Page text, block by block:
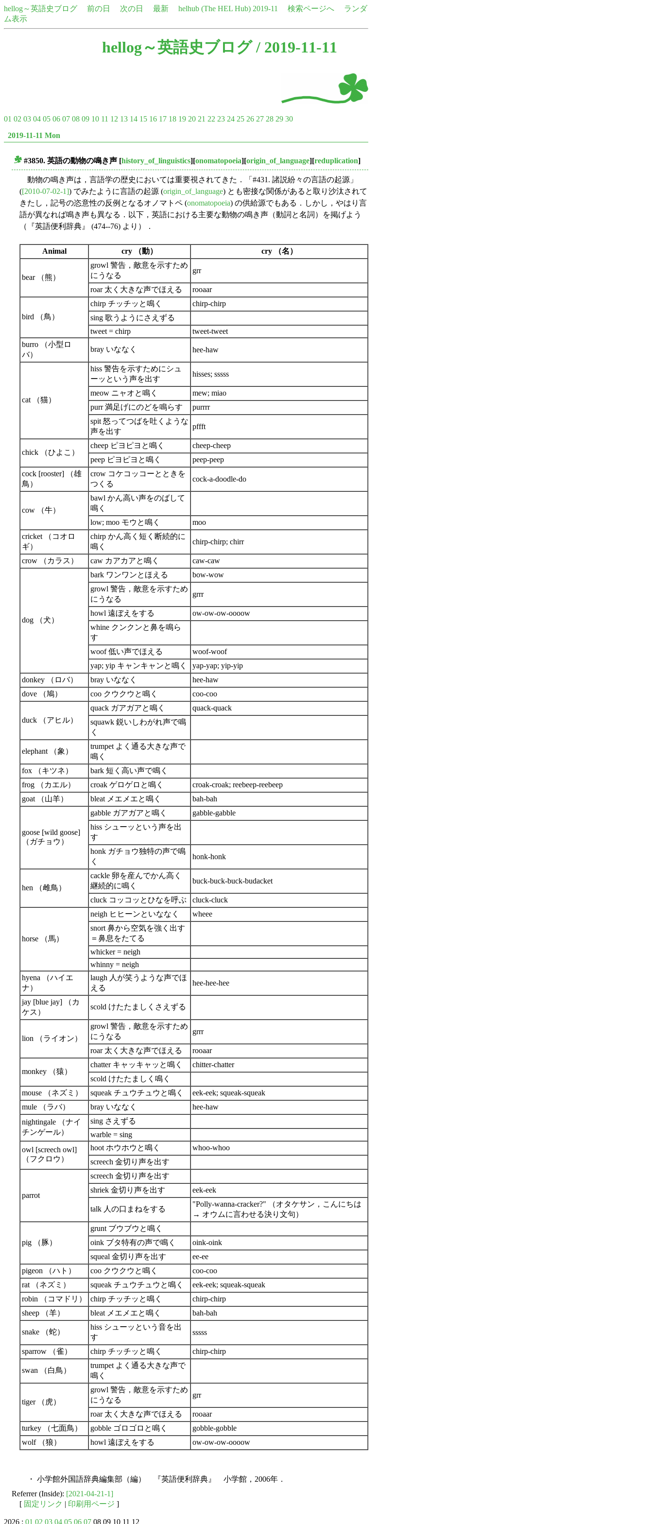
hellog～英語史ブログ 前の日 次の日 最新 helhub (The HEL Hub) 2019-11 検索ページへ
ランダ
ム表示
hellog～英語史ブログ/ 2019-11-11
01 02 03 04 05 06 07 08 09 10 11 12 13 14 15 16 17 18 19 20 21 22 23 24 25 26 27 28 29 30
2019-11-11 Mon
#3850. 英語の動物の鳴き声 [history_of_linguistics][onomatopoeia][origin_of_language][reduplication]
動物の鳴き声は，言語学の歴史においては重要視されてきた．「#431. 諸説紛々の言語の起源」
([2010-07-02-1]) でみたように言語の起源 (origin_of_language) とも密接な関係があると取り沙汰されて
きたし，記号の恣意性の反例となるオノマトペ (onomatopoeia) の供給源でもある．しかし，やはり言
語が異なれば鳴き声も異なる．以下，英語における主要な動物の鳴き声（動詞と名詞）を掲げよう
（『英語便利辞典』 (474--76) より）．
Animal cry （動） cry （名）
bear （熊）
growl 警告，敵意を示すため
にうなる
grr
roar 太く大きな声でほえる rooaar
bird （鳥）
chirp チッチッと鳴く
chirp-chirp
sing 歌うようにさえずる
tweet = chirp
tweet-tweet
burro （小型ロ
バ）
bray いななく hee-haw
cat （猫）
hiss 警告を示すためにシュ
ーッという声を出す
hisses; sssss
meow ニャオと鳴く
mew; miao
purr 満足げにのどを鳴らす
purrrr
spit 怒ってつばを吐くような
声を出す
pffft
chick （ひよこ）
cheep ピヨピヨと鳴く
cheep-cheep
peep ピヨピヨと鳴く
peep-peep
cock [rooster] （雄
鳥）
crow コケコッコーとときを
つくる
cock-a-doodle-do
cow （牛）
bawl かん高い声をのばして
鳴く
low; moo モウと鳴く
moo
cricket （コオロ
ギ）
chirp かん高く短く断続的に
鳴く
chirp-chirp; chirr
crow （カラス） caw カアカアと鳴く caw-caw
dog （犬）
bark ワンワンとほえる
bow-wow
growl 警告，敵意を示すため
にうなる
grrr
howl 遠ぼえをする
ow-ow-ow-oooow
whine クンクンと鼻を鳴ら
す
woof 低い声でほえる
woof-woof
yap; yip キャンキャンと鳴く
yap-yap; yip-yip
donkey （ロバ）
bray いななく
hee-haw
dove （鳩）
coo クウクウと鳴く coo-coo
duck （アヒル）
quack ガアガアと鳴く
quack-quack
squawk 鋭いしわがれ声で鳴
く
elephant （象）
trumpet よく通る大きな声で
鳴く
fox （キツネ）
bark 短く高い声で鳴く
frog （カエル）
croak ゲロゲロと鳴く
croak-croak; reebeep-reebeep
goat （山羊）
bleat メエメエと鳴く bah-bah
goose [wild goose]
（ガチョウ）
gabble ガアガアと鳴く
gabble-gabble
hiss シューッという声を出
す
honk ガチョウ独特の声で鳴
く
honk-honk
hen （雌鳥）
cackle 卵を産んでかん高く
継続的に鳴く
buck-buck-buck-budacket
cluck コッコッとひなを呼ぶ cluck-cluck
horse （馬）
neigh ヒヒーンといななく
wheee
snort 鼻から空気を強く出す
＝鼻息をたてる
whicker = neigh
whinny = neigh
hyena （ハイエ
ナ）
laugh 人が笑うような声でほ
える
hee-hee-hee
jay [blue jay] （カ
ケス）
scold けたたましくさえずる
lion （ライオン）
growl 警告，敵意を示すため
にうなる
grrr
roar 太く大きな声でほえる rooaar
monkey （猿）
chatter キャッキャッと鳴く
chitter-chatter
scold けたたましく鳴く
mouse （ネズミ）
squeak チュウチュウと鳴く
eek-eek; squeak-squeak
mule （ラバ）
bray いななく
hee-haw
nightingale （ナイ
チンゲール）
sing さえずる
warble = sing
owl [screech owl]
（フクロウ）
hoot ホウホウと鳴く
whoo-whoo
screech 金切り声を出す
parrot
screech 金切り声を出す
shriek 金切り声を出す
eek-eek
talk 人の口まねをする
"Polly-wanna-cracker?" （オタケサン，こんにちは
→ オウムに言わせる決り文句）
pig （豚）
grunt ブウブウと鳴く
oink ブタ特有の声で鳴く
oink-oink
squeal 金切り声を出す
ee-ee
pigeon （ハト）
coo クウクウと鳴く
coo-coo
rat （ネズミ）
squeak チュウチュウと鳴く
eek-eek; squeak-squeak
robin （コマドリ）
chirp チッチッと鳴く
chirp-chirp
sheep （羊）
bleat メエメエと鳴く bah-bah
snake （蛇）
hiss シューッという音を出
す
sssss
sparrow （雀） chirp チッチッと鳴く chirp-chirp
swan （白鳥）
trumpet よく通る大きな声で
鳴く
tiger （虎）
growl 警告，敵意を示すため
にうなる
grr
roar 太く大きな声でほえる
rooaar
turkey （七面鳥）
gobble ゴロゴロと鳴く
gobble-gobble
wolf （狼）
howl 遠ぼえをする ow-ow-ow-oooow
・ 小学館外国語辞典編集部（編） 『英語便利辞典』 小学館，2006年．
Referrer (Inside): [2021-04-21-1]
[ 固定リンク | 印刷用ページ ]
2026 : 01 02 03 04 05 06 07 08 09 10 11 12